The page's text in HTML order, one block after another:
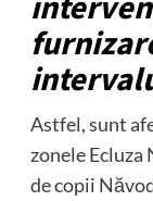
Astfel, sunt
zonele Ecluza
de copii